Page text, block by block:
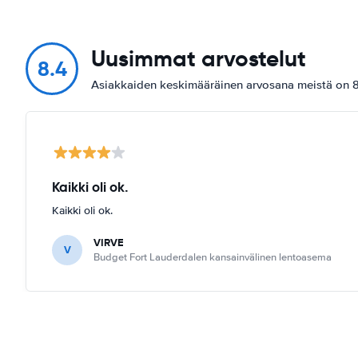
8.4 Uusimmat arvostelut
Asiakkaiden keskimääräinen arvosana meistä on
Kaikki oli ok.
Kaikki oli ok.
V VIRVE
Budget Fort Lauderdalen kansainvälinen lentoasema